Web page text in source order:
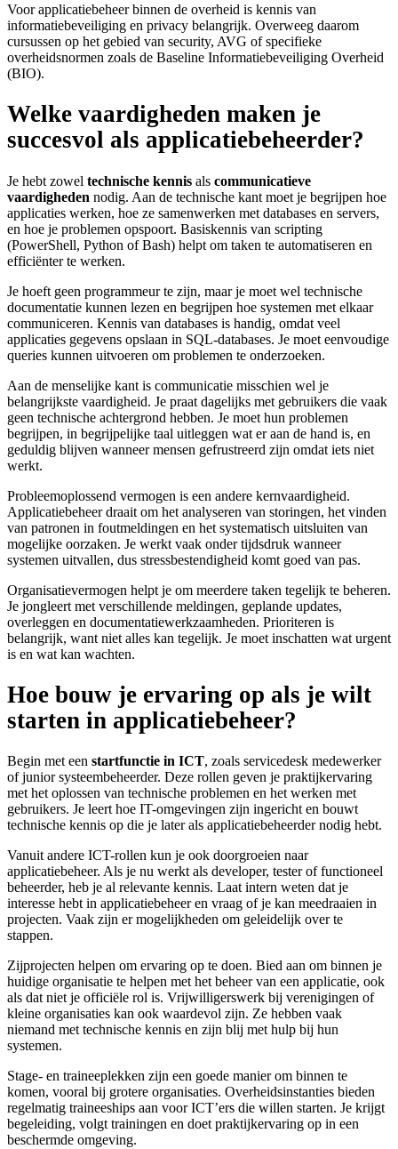
Voor applicatiebeheer binnen de overheid is kennis van
informatiebeveiliging en privacy belangrijk. Overweeg daarom
cursussen op het gebied van security, AVG of specifieke
overheidsnormen zoals de Baseline Informatiebeveiliging Overheid
(BIO).
Welke vaardigheden maken je
succesvol als applicatiebeheerder?
Je hebt zowel technische kennis als communicatieve
vaardigheden nodig. Aan de technische kant moet je begrijpen hoe
applicaties werken, hoe ze samenwerken met databases en servers,
en hoe je problemen opspoort. Basiskennis van scripting
(PowerShell, Python of Bash) helpt om taken te automatiseren en
efficiënter te werken.
Je hoeft geen programmeur te zijn, maar je moet wel technische
documentatie kunnen lezen en begrijpen hoe systemen met elkaar
communiceren. Kennis van databases is handig, omdat veel
applicaties gegevens opslaan in SQL-databases. Je moet eenvoudige
queries kunnen uitvoeren om problemen te onderzoeken.
Aan de menselijke kant is communicatie misschien wel je
belangrijkste vaardigheid. Je praat dagelijks met gebruikers die vaak
geen technische achtergrond hebben. Je moet hun problemen
begrijpen, in begrijpelijke taal uitleggen wat er aan de hand is, en
geduldig blijven wanneer mensen gefrustreerd zijn omdat iets niet
werkt.
Probleemoplossend vermogen is een andere kernvaardigheid.
Applicatiebeheer draait om het analyseren van storingen, het vinden
van patronen in foutmeldingen en het systematisch uitsluiten van
mogelijke oorzaken. Je werkt vaak onder tijdsdruk wanneer
systemen uitvallen, dus stressbestendigheid komt goed van pas.
Organisatievermogen helpt je om meerdere taken tegelijk te beheren.
Je jongleert met verschillende meldingen, geplande updates,
overleggen en documentatiewerkzaamheden. Prioriteren is
belangrijk, want niet alles kan tegelijk. Je moet inschatten wat urgent
is en wat kan wachten.
Hoe bouw je ervaring op als je wilt
starten in applicatiebeheer?
Begin met een startfunctie in ICT, zoals servicedesk medewerker
of junior systeembeheerder. Deze rollen geven je praktijkervaring
met het oplossen van technische problemen en het werken met
gebruikers. Je leert hoe IT-omgevingen zijn ingericht en bouwt
technische kennis op die je later als applicatiebeheerder nodig hebt.
Vanuit andere ICT-rollen kun je ook doorgroeien naar
applicatiebeheer. Als je nu werkt als developer, tester of functioneel
beheerder, heb je al relevante kennis. Laat intern weten dat je
interesse hebt in applicatiebeheer en vraag of je kan meedraaien in
projecten. Vaak zijn er mogelijkheden om geleidelijk over te
stappen.
Zijprojecten helpen om ervaring op te doen. Bied aan om binnen je
huidige organisatie te helpen met het beheer van een applicatie, ook
als dat niet je officiële rol is. Vrijwilligerswerk bij verenigingen of
kleine organisaties kan ook waardevol zijn. Ze hebben vaak
niemand met technische kennis en zijn blij met hulp bij hun
systemen.
Stage- en traineeplekken zijn een goede manier om binnen te
komen, vooral bij grotere organisaties. Overheidsinstanties bieden
regelmatig traineeships aan voor ICT’ers die willen starten. Je krijgt
begeleiding, volgt trainingen en doet praktijkervaring op in een
beschermde omgeving.